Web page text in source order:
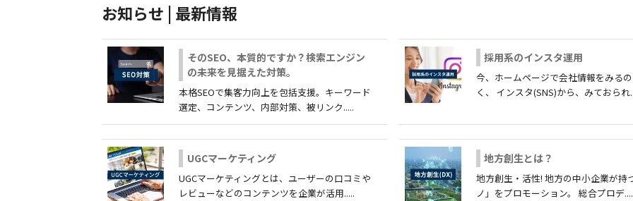
お知らせ | 最新情報
そのSEO、本質的ですか？検索エンジン
の未来を見据えた対策。
本格SEOで集客力向上を包括支援。キーワード
選定、コンテンツ、内部対策、被リンク.....
採用系のインスタ運用
今、ホームページで会社情報をみる
く、 インスタ(SNS)から、みておられ
UGCマーケティング
UGCマーケティングとは、ユーザーの口コミや
レビューなどのコンテンツを企業が活用.....
地方創生とは？
地方創生・活性! 地方の中小企業が持
ノ」をプロモーション。 総合プロデ